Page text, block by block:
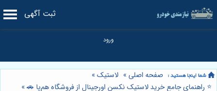
ثبت آگهی
صفحه اصلی » لاستیک»
⭐️ راهنمای جامع خرید لاستیک نکسن اورجینال از فروشگاه هم‌پا 🚗»